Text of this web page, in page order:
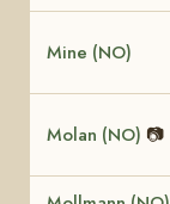
Mine (NO)
Molan (NO) 📷